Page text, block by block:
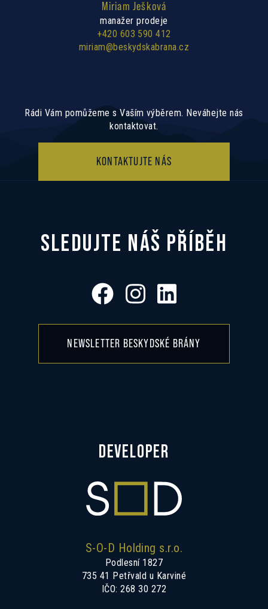
Miriam Ješková
manažer prodeje
+420 603 590 412
miriam@beskydskabrana.cz
Rádi Vám pomůžeme s Vaším výběrem. Neváhejte nás
kontaktovat.
KONTAKTUJTE NÁS
SLEDUJTE NÁŠ PŘÍBĚH
NEWSLETTER BESKYDSKÉ BRÁNY
DEVELOPER
S-O-D Holding s.r.o.
Podlesní 1827
735 41 Petřvald u Karviné
IČO: 268 30 272